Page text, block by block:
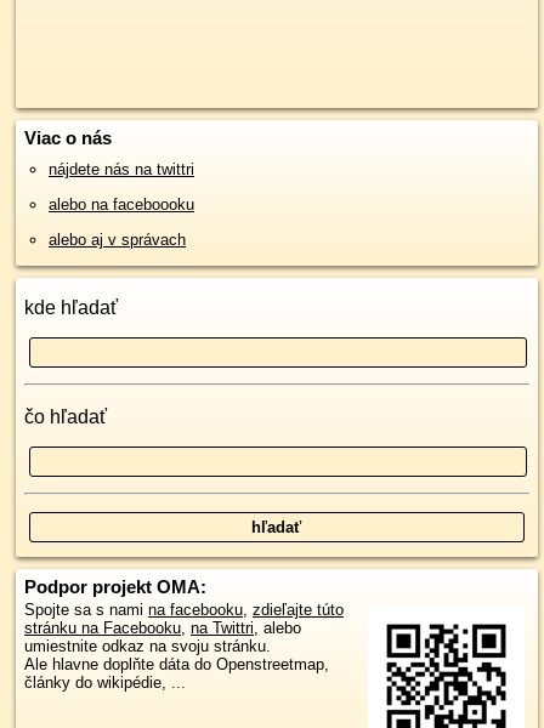
Viac o nás
nájdete nás na twittri
alebo na faceboooku
alebo aj v správach
kde hľadať
čo hľadať
Podpor projekt OMA:
Spojte sa s nami na facebooku, zdieľajte túto
stránku na Facebooku, na Twittri, alebo
umiestnite odkaz na svoju stránku.
Ale hlavne doplňte dáta do Openstreetmap,
články do wikipédie, ...